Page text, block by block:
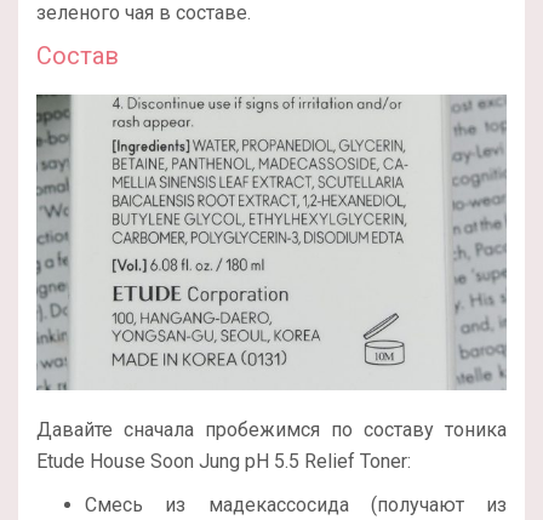
зеленого чая в составе.
Состав
Давайте сначала пробежимся по составу тоника
Etude House Soon Jung pH 5.5 Relief Toner:
Смесь из мадекассосида (получают из